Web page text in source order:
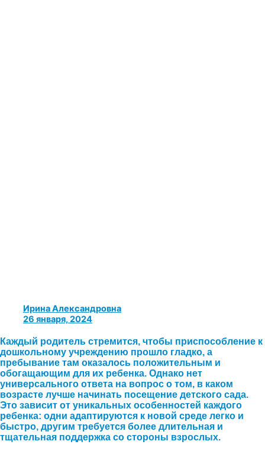
Ирина Александровна
26 января, 2024
Каждый родитель стремится, чтобы приспособление к
дошкольному учреждению прошло гладко, а
пребывание там оказалось положительным и
обогащающим для их ребенка. Однако нет
универсального ответа на вопрос о том, в каком
возрасте лучше начинать посещение детского сада.
Это зависит от уникальных особенностей каждого
ребенка: одни адаптируются к новой среде легко и
быстро, другим требуется более длительная и
тщательная поддержка со стороны взрослых.